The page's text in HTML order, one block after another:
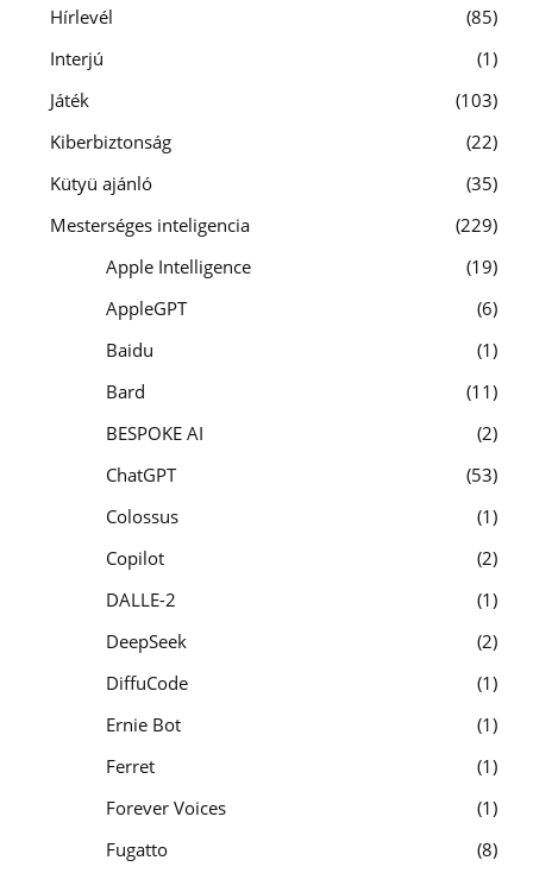
Hírlevél
85
Interjú
1
Játék
103
Kiberbiztonság
22
Kütyü ajánló
35
Mesterséges inteligencia
229
Apple Intelligence
19
AppleGPT
6
Baidu
1
Bard
11
BESPOKE AI
2
ChatGPT
53
Colossus
1
Copilot
2
DALLE-2
1
DeepSeek
2
DiffuCode
1
Ernie Bot
1
Ferret
1
Forever Voices
1
Fugatto
8